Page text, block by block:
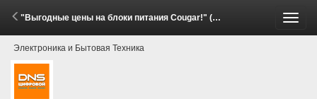
"Выгодные цены на блоки питания Cougar!" (29 Мая - 15 Июня 2026)
Электроника и Бытовая Техника